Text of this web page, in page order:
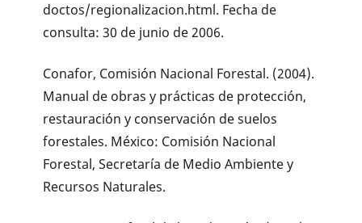
doctos/regionalizacion.html. Fecha de
consulta: 30 de junio de 2006.
Conafor, Comisión Nacional Forestal. (2004).
Manual de obras y prácticas de protección,
restauración y conservación de suelos
forestales. México: Comisión Nacional
Forestal, Secretaría de Medio Ambiente y
Recursos Naturales.